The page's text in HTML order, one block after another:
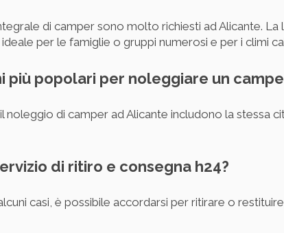
di camper sono molto richiesti ad Alicante.
per le famiglie o gruppi numerosi e per i climi
più popolari per noleggiare un
noleggio di camper ad Alicante includono la stessa
di ritiro e consegna h24?
casi, è possibile accordarsi per ritirare o